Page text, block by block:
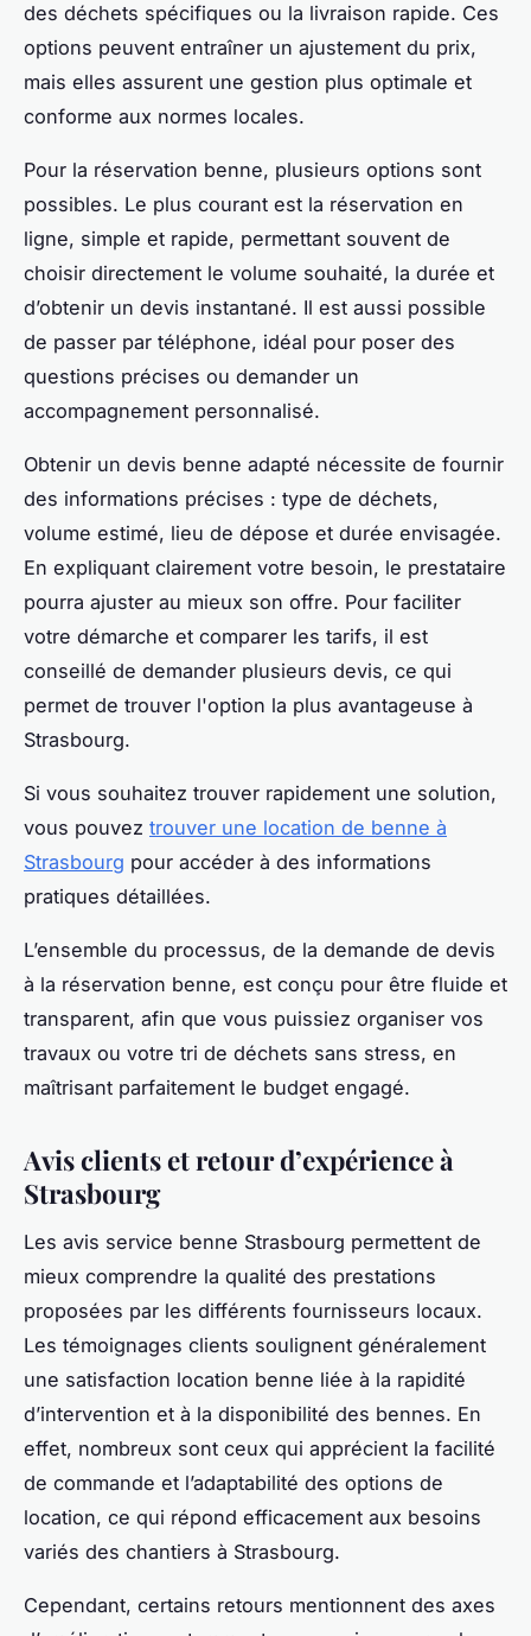
des déchets spécifiques ou la livraison rapide. Ces
options peuvent entraîner un ajustement du prix,
mais elles assurent une gestion plus optimale et
conforme aux normes locales.
Pour la réservation benne, plusieurs options sont
possibles. Le plus courant est la réservation en
ligne, simple et rapide, permettant souvent de
choisir directement le volume souhaité, la durée et
d’obtenir un devis instantané. Il est aussi possible
de passer par téléphone, idéal pour poser des
questions précises ou demander un
accompagnement personnalisé.
Obtenir un devis benne adapté nécessite de fournir
des informations précises : type de déchets,
volume estimé, lieu de dépose et durée envisagée.
En expliquant clairement votre besoin, le prestataire
pourra ajuster au mieux son offre. Pour faciliter
votre démarche et comparer les tarifs, il est
conseillé de demander plusieurs devis, ce qui
permet de trouver l'option la plus avantageuse à
Strasbourg.
Si vous souhaitez trouver rapidement une solution,
vous pouvez trouver une location de benne à
Strasbourg pour accéder à des informations
pratiques détaillées.
L’ensemble du processus, de la demande de devis
à la réservation benne, est conçu pour être fluide et
transparent, afin que vous puissiez organiser vos
travaux ou votre tri de déchets sans stress, en
maîtrisant parfaitement le budget engagé.
Avis clients et retour d’expérience à
Strasbourg
Les avis service benne Strasbourg permettent de
mieux comprendre la qualité des prestations
proposées par les différents fournisseurs locaux.
Les témoignages clients soulignent généralement
une satisfaction location benne liée à la rapidité
d’intervention et à la disponibilité des bennes. En
effet, nombreux sont ceux qui apprécient la facilité
de commande et l’adaptabilité des options de
location, ce qui répond efficacement aux besoins
variés des chantiers à Strasbourg.
Cependant, certains retours mentionnent des axes